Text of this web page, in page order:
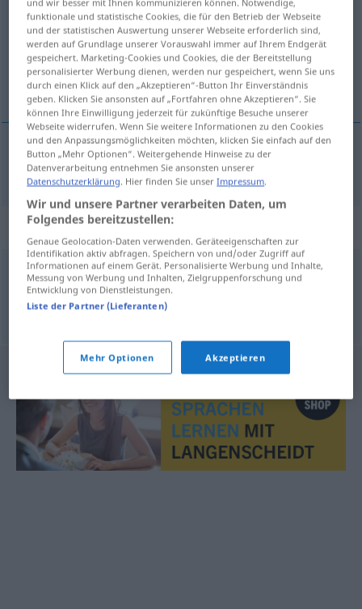
Übersicht aller Übersetzungen
(Für mehr Details die Übersetzung anklicken/antippen)
gazda, domaćin
gazda,domaćin Hausherr
Synonyme für "Hausherr"
Gastgeber
funktionale und statistische Cookies, die für den Betrieb der Webseite
und der statistischen Auswertung unserer Webseite erforderlich sind,
werden auf Grundlage unserer Vorauswahl immer auf Ihrem Endgerät
gespeichert. Marketing-Cookies und Cookies, die der Bereitstellung
personalisierter Werbung dienen, werden nur gespeichert, wenn Sie uns
durch einen Klick auf den „Akzeptieren“-Button Ihr Einverständnis
geben. Klicken Sie ansonsten auf „Fortfahren ohne Akzeptieren“. Sie
können Ihre Einwilligung jederzeit für zukünftige Besuche unserer
Webseite widerrufen. Wenn Sie weitere Informationen zu den Cookies
und den Anpassungsmöglichkeiten möchten, klicken Sie einfach auf den
Button „Mehr Optionen“. Weitergehende Hinweise zu der
Datenverarbeitung entnehmen Sie ansonsten unserer
Datenschutzerklärung . Hier finden Sie unserImpressum
Wir und unsere Partner verarbeiten Daten, um
Folgendes bereitzustellen:
Genaue Geolocation-Daten verwenden. Geräteeigenschaften zur
Identifikation aktiv abfragen. Speichern von und/oder Zugriff auf
Informationen auf einem Gerät. Personalisierte Werbung und Inhalte,
Messung von Werbung und Inhalten, Zielgruppenforschung und
Entwicklung von Dienstleistungen.
Liste der Partner (Lieferanten)
Mehr Optionen Akzeptieren